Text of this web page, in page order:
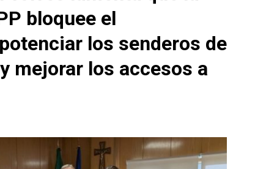
bloquee el
los senderos de
mejorar los accesos a